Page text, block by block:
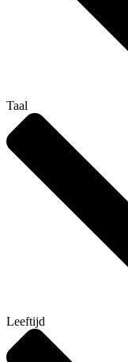
Taal
Leeftijd